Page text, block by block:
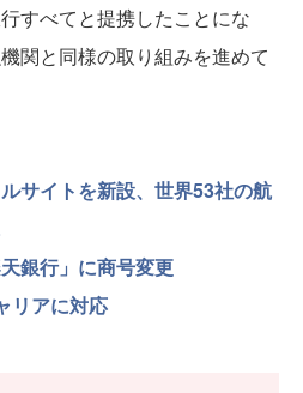
すべてと提携したことにな
関と同様の取り組みを進めて
サイトを新設、世界53社の航
銀行」に商号変更
リアに対応